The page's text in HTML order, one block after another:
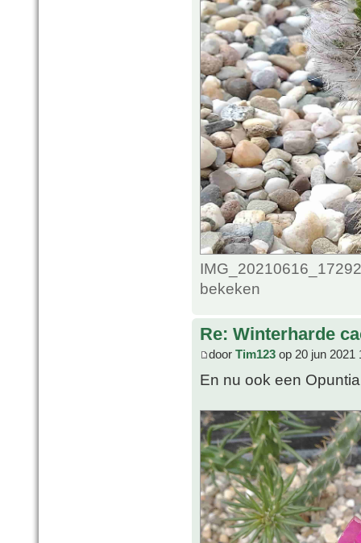
bekeken
Re: Winterharde
door Tim123 op 20 jun 2021
En nu ook een